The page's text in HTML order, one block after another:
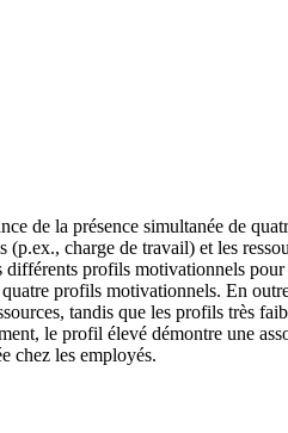
de la présence simultanée de
charge de travail) et les
profils motivationnels
profils motivationnels. En
tandis que les profils très
le profil élevé démontre une
chez les employés.